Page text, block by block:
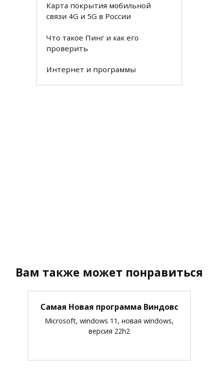
Карта покрытия мобильной
связи 4G и 5G в России
Что такое Пинг и как его
проверить
Интернет и программы
Вам также может понравиться
Самая Новая программа Виндовс
Microsoft, windows 11, новая windows,
версия 22h2